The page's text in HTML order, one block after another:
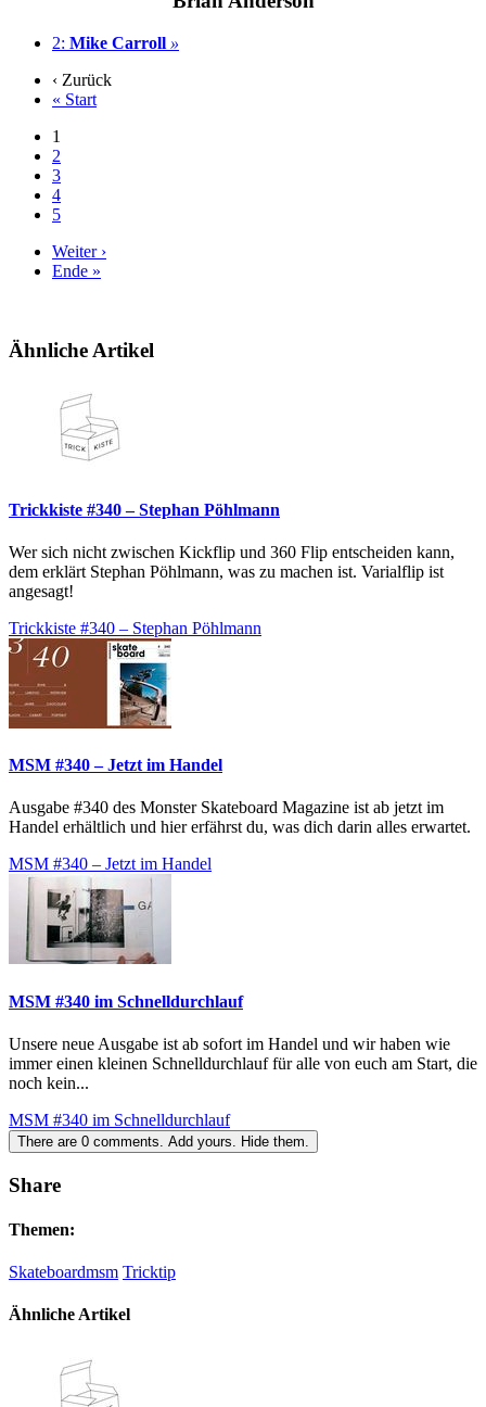
2: Mike Carroll »
‹ Zurück
« Start
1
2
3
4
5
Weiter ›
Ende »
Ähnliche Artikel
Trickkiste #340 – Stephan Pöhlmann
Wer sich nicht zwischen Kickflip und 360 Flip entscheiden kann,
dem erklärt Stephan Pöhlmann, was zu machen ist. Varialflip ist
angesagt!
Trickkiste #340 – Stephan Pöhlmann
MSM #340 – Jetzt im Handel
Ausgabe #340 des Monster Skateboard Magazine ist ab jetzt im
Handel erhältlich und hier erfährst du, was dich darin alles erwartet.
MSM #340 – Jetzt im Handel
MSM #340 im Schnelldurchlauf
Unsere neue Ausgabe ist ab sofort im Handel und wir haben wie
immer einen kleinen Schnelldurchlauf für alle von euch am Start, die
noch kein...
MSM #340 im Schnelldurchlauf
There are 0 comments. Add yours. Hide them.
Share
Themen:
Skateboardmsm Tricktip
Ähnliche Artikel